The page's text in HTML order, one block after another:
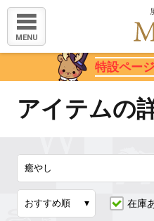
MENU
特設ページ
アイテムの
在庫